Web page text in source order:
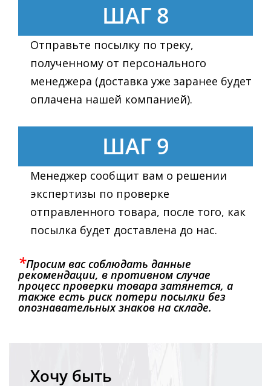
ШАГ 8
Отправьте посылку по треку,
полученному от персонального
менеджера (доставка уже заранее будет
оплачена нашей компанией).
ШАГ 9
Менеджер сообщит вам о решении
экспертизы по проверке
отправленного товара, после того, как
посылка будет доставлена до нас.
*Просим вас соблюдать данные
рекомендации, в противном случае
процесс проверки товара затянется, а
также есть риск потери посылки без
опознавательных знаков на складе.
Хочу быть